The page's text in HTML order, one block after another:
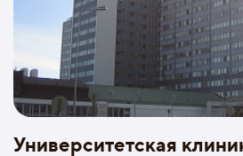
Университетская